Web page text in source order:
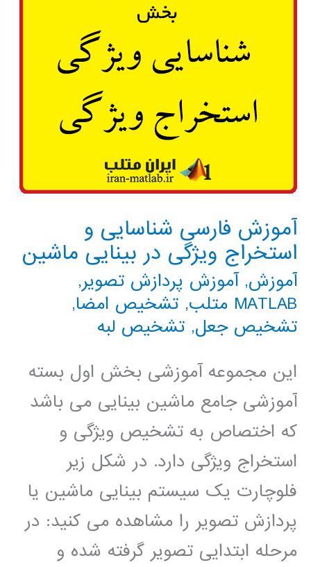
آموزش فارسی شناسایی و
استخراج ویژگی در بینایی ماشین
آموزش,آموزش پردازش تصویر,
MATLAB متلب
, تشخیص امضا,
تشخیص جعل, تشخیص لبه
این مجموعه آموزشی بخش اول بسته
آموزشی جامع ماشین بینایی می باشد
که اختصاص به تشخیص ویژگی و
استخراج ویژگی دارد. در شکل زیر
فلوچارت یک سیستم بینایی ماشین یا
پردازش تصویر را مشاهده می کنید: در
مرحله ابتدایی تصویر گرفته شده و